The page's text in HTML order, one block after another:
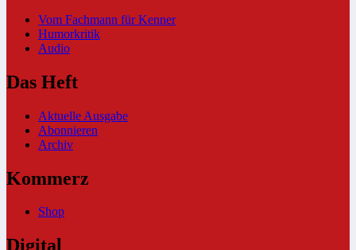
Vom Fachmann für Kenner
Humorkritik
Audio
Das Heft
Aktuelle Ausgabe
Abonnieren
Archiv
Kommerz
Shop
Digital